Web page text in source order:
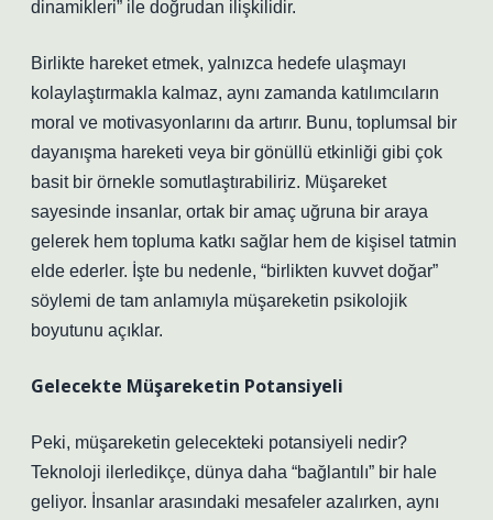
dinamikleri” ile doğrudan ilişkilidir.
Birlikte hareket etmek, yalnızca hedefe ulaşmayı
kolaylaştırmakla kalmaz, aynı zamanda katılımcıların
moral ve motivasyonlarını da artırır. Bunu, toplumsal bir
dayanışma hareketi veya bir gönüllü etkinliği gibi çok
basit bir örnekle somutlaştırabiliriz. Müşareket
sayesinde insanlar, ortak bir amaç uğruna bir araya
gelerek hem topluma katkı sağlar hem de kişisel tatmin
elde ederler. İşte bu nedenle, “birlikten kuvvet doğar”
söylemi de tam anlamıyla müşareketin psikolojik
boyutunu açıklar.
Gelecekte Müşareketin Potansiyeli
Peki, müşareketin gelecekteki potansiyeli nedir?
Teknoloji ilerledikçe, dünya daha “bağlantılı” bir hale
geliyor. İnsanlar arasındaki mesafeler azalırken, aynı